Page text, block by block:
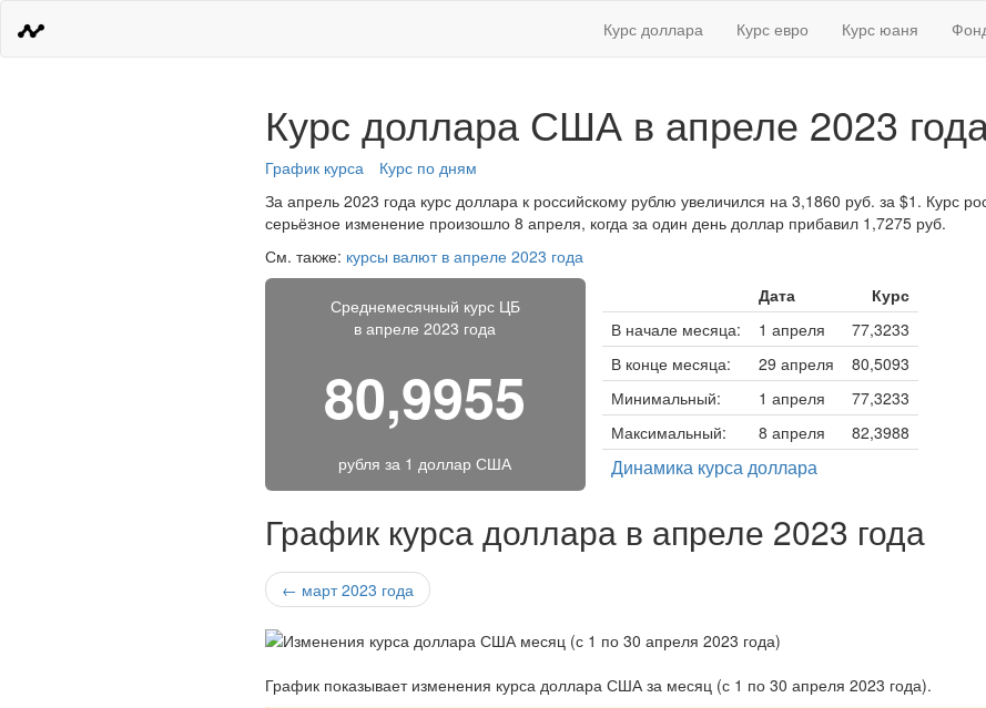
Курс доллара Курс евро Курс юаня
Курс доллара США в апреле 2023
График курса
Курс по дням
За апрель 2023 года курс доллара к российскому рублю увеличился на 3,1860 руб. за $1. Курс
серьёзное изменение произошло 8 апреля, когда за один день доллар прибавил 1,7275 руб.
См. также: курсы валют в апреле 2023 года
Среднемесячный курс ЦБ
в апреле 2023 года
80,9955
рубля за 1 доллар США
Дата
Курс
В начале месяца:
1 апреля
77,3233
В конце месяца:
29 апреля
80,5093
Минимальный:
1 апреля
77,3233
Максимальный:
8 апреля 82,3988
Динамика курса доллара
График курса доллара в апреле 2023 года
← март 2023 года
График показывает изменения курса доллара США за месяц (с 1 по 30 апреля 2023 года).